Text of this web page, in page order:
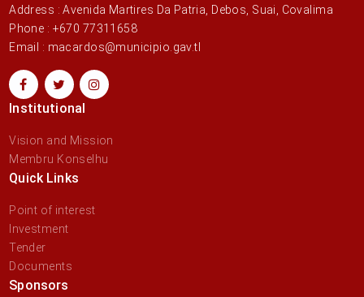
Address : Avenida Martires Da Patria, Debos, Suai, Covalima
Phone : +670 77311658
Email : macardos@municipio.gav.tl
Institutional
Vision and Mission
Membru Konselhu
Quick Links
Point of interest
Investment
Tender
Documents
Sponsors